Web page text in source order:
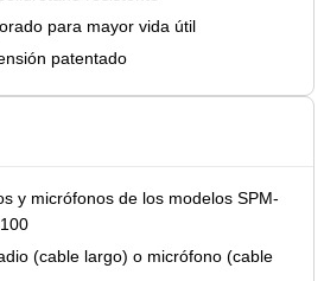
para mayor vida útil
patentado
y micrófonos de los modelos SPM-
(cable largo) o micrófono (cable